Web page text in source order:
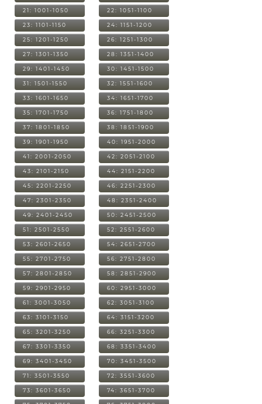
21: 1001-1050 22: 1051-1100
23: 1101-1150 24: 1151-1200
25: 1201-1250 26: 1251-1300
27: 1301-1350 28: 1351-1400
29: 1401-1450 30: 1451-1500
31: 1501-1550 32: 1551-1600
33: 1601-1650 34: 1651-1700
35: 1701-1750 36: 1751-1800
37: 1801-1850 38: 1851-1900
39: 1901-1950 40: 1951-2000
41: 2001-2050 42: 2051-2100
43: 2101-2150 44: 2151-2200
45: 2201-2250 46: 2251-2300
47: 2301-2350 48: 2351-2400
49: 2401-2450 50: 2451-2500
51: 2501-2550 52: 2551-2600
53: 2601-2650 54: 2651-2700
55: 2701-2750 56: 2751-2800
57: 2801-2850 58: 2851-2900
59: 2901-2950 60: 2951-3000
61: 3001-3050 62: 3051-3100
63: 3101-3150 64: 3151-3200
65: 3201-3250 66: 3251-3300
67: 3301-3350 68: 3351-3400
69: 3401-3450 70: 3451-3500
71: 3501-3550 72: 3551-3600
73: 3601-3650 74: 3651-3700